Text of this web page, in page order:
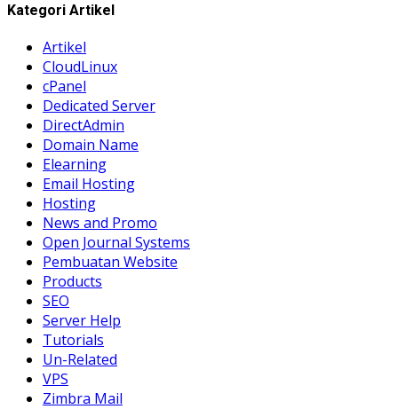
Kategori Artikel
Artikel
CloudLinux
cPanel
Dedicated Server
DirectAdmin
Domain Name
Elearning
Email Hosting
Hosting
News and Promo
Open Journal Systems
Pembuatan Website
Products
SEO
Server Help
Tutorials
Un-Related
VPS
Zimbra Mail